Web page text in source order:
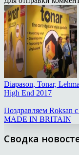
Diapason, Tonar,
High End 2017
Поздравляем Roksan
MADE IN BRITAIN
Сводка